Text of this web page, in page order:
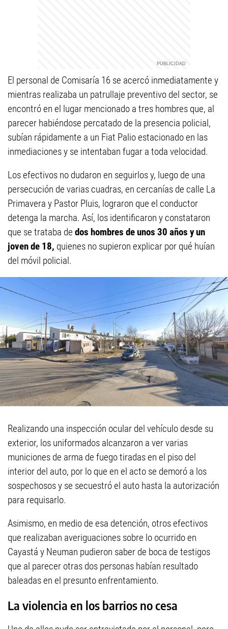
El personal de Comisaría 16 se acercó inmediatamente y
mientras realizaba un patrullaje preventivo del sector, se
encontró en el lugar mencionado a tres hombres que, al
parecer habiéndose percatado de la presencia policial,
subían rápidamente a un Fiat Palio estacionado en las
inmediaciones y se intentaban fugar a toda velocidad.
Los efectivos no dudaron en seguirlos y, luego de una
persecución de varias cuadras, en cercanías de calle La
Primavera y Pastor Pluis, lograron que el conductor
detenga la marcha. Así, los identificaron y constataron
que se trataba de dos hombres de unos 30 años y un
joven de 18, quienes no supieron explicar por qué huían
del móvil policial.
Realizando una inspección ocular del vehículo desde su
exterior, los uniformados alcanzaron a ver varias
municiones de arma de fuego tiradas en el piso del
interior del auto, por lo que en el acto se demoró a los
sospechosos y se secuestró el auto hasta la autorización
para requisarlo.
Asimismo, en medio de esa detención, otros efectivos
que realizaban averiguaciones sobre lo ocurrido en
Cayastá y Neuman pudieron saber de boca de testigos
que al parecer otras dos personas habían resultado
baleadas en el presunto enfrentamiento.
La violencia en los barrios no cesa